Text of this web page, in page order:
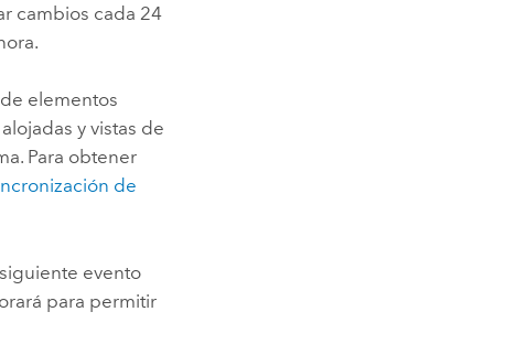
cambios cada 24
elementos
y vistas de
Para obtener
de
evento
para permitir